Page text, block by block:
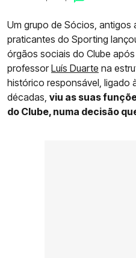
Um grupo de Sócios, antigos
praticantes do Sporting
órgãos sociais do Clube
professorLuís Duarte na
histórico responsável, ligado
décadas, viu as suas
do Clube, numa decisão